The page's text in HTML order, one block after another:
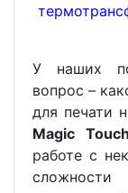
У наших
вопрос –
для печати
Magic
работе с